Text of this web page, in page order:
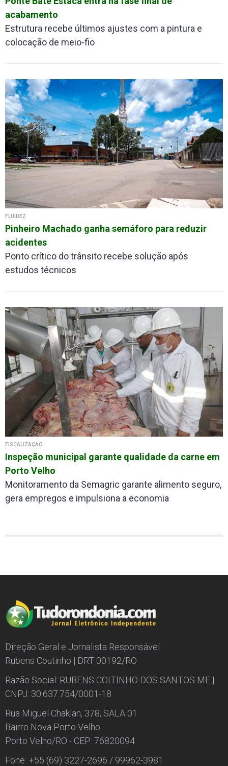
acabamento
Estrutura recebe últimos ajustes com a pintura e
colocação de meio-fio
FLUIDEZ
Pinheiro Machado ganha semáforo para reduzir
acidentes
Ponto crítico do trânsito recebe solução após
estudos técnicos
FISCALIZAÇÃO
Inspeção municipal garante qualidade da carne em
Porto Velho
Monitoramento da Semagric garante alimento seguro,
gera empregos e impulsiona a economia
Direção Geral e Jornalista Responsável
Rubens Coutinho | DRT 00192/RO
Razão Social: RUBENS COITINHO DOS SANTOS ME |
CNPJ: 30.637.754/0001-18
Rua Miguel Chakian, 378, SALA 01
Bairro Nova Porto Velho
Porto Velho/RO - CEP: 76820094
Fone: +55 (69) 3227-2696 / 99962-3981